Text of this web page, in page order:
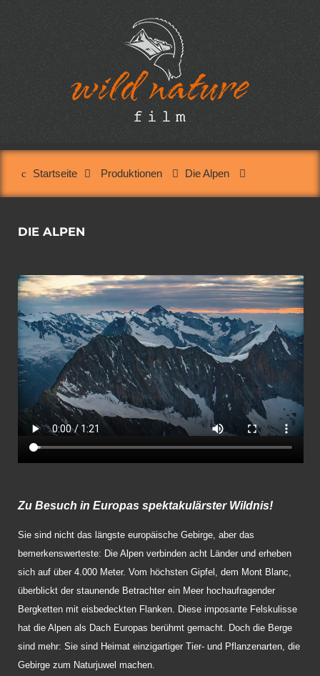
Startseite Produktionen Die Alpen
DIE ALPEN
Zu Besuch in Europas spektakulärster Wildnis!
Sie sind nicht das längste europäische Gebirge, aber das
bemerkenswerteste: Die Alpen verbinden acht Länder und erheben
sich auf über 4.000 Meter. Vom höchsten Gipfel, dem Mont Blanc,
überblickt der staunende Betrachter ein Meer hochaufragender
Bergketten mit eisbedeckten Flanken. Diese imposante Felskulisse
hat die Alpen als Dach Europas berühmt gemacht. Doch die Berge
sind mehr: Sie sind Heimat einzigartiger Tier- und Pflanzenarten, die
Gebirge zum Naturjuwel machen.